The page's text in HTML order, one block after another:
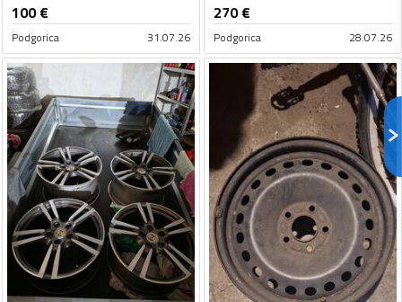
100€
Podgorica 31.07.26
270€
Podgorica 28.07.26